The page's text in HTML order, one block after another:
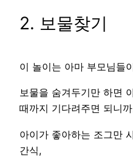
2. 보물찾기
이 놀이는 아마 부모님들
보물을 숨겨두기만 하면
때까지 기다려주면 되니
아이가 좋아하는 조그만
간식,